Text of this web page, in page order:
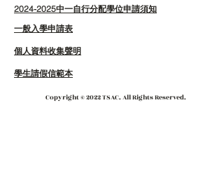
2024-2025中一自行分配學位申請須知
一般入學申請表
個人資料收集聲明
學生請假信範本
Copyright © 2022 TSAC. All Rights Reserved.